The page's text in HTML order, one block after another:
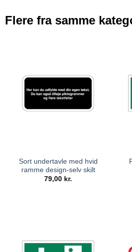
Flere fra samme
Sort undertavle med hvid
ramme design-selv skilt
79,00 kr.